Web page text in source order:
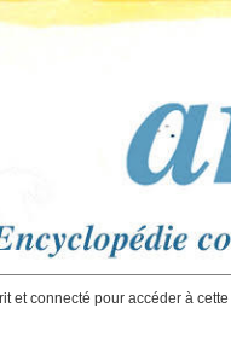
et connecté pour accéder à